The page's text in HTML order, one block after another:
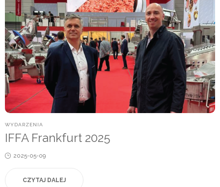
POSTED
WYDARZENIA
IFFA Frankfurt 2025
Posted
2025-05-09
CZYTAJ DALEJ